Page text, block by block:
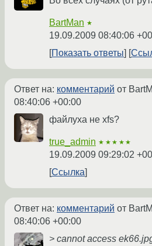
BartMan ★
19.09.2009 08:40:06
Показать ответы
Ответ на: комментарий от
08:40:06 +00:00
файлуха не xfs?
true_admin ★★★★★
19.09.2009 09:29:02
Ссылка
Ответ на: комментарий от
08:40:06 +00:00
> cannot access